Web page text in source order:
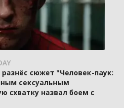
сюжет "Человек-паук:
сексуальным
схватку назвал боем с